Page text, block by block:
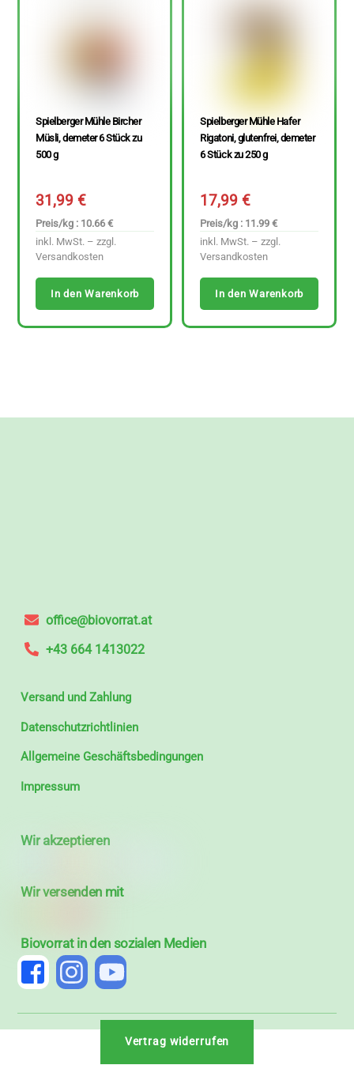
Spielberger Mühle Bircher
Müsli, demeter 6 Stück zu
500 g
31,99€
Preis/kg : 10.66 €
inkl. MwSt. – zzgl.
Versandkosten
In den Warenkorb
Spielberger Mühle Hafer
Rigatoni, glutenfrei, demeter
6 Stück zu 250 g
17,99€
Preis/kg : 11.99 €
inkl. MwSt. – zzgl.
Versandkosten
In den Warenkorb
office@biovorrat.at
+43 664 1413022
Versand und Zahlung
Datenschutzrichtlinien
Allgemeine Geschäftsbedingungen
Impressum
Wir akzeptieren
Wir versenden mit
Biovorrat in den sozialen Medien
Vertrag widerrufen